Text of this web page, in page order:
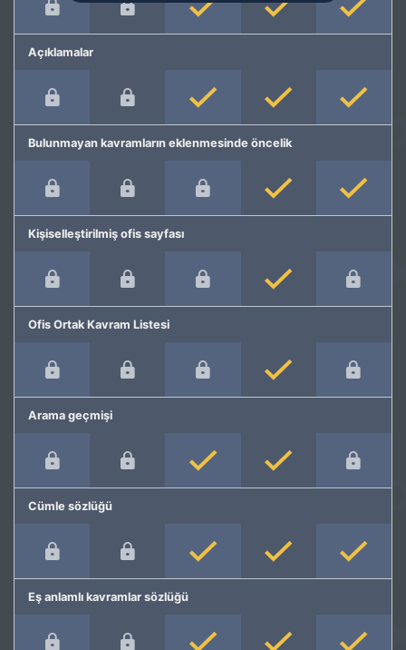
Açıklamalar
Bulunmayan kavramların eklenmesinde öncelik
Kişiselleştirilmiş ofis sayfası
Ofis Ortak Kavram Listesi
Arama geçmişi
Cümle sözlüğü
Eş anlamlı kavramlar sözlüğü